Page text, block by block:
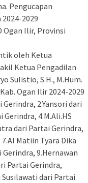
Pengucapan
2029
Ogan Ilir, Provinsi
oleh Ketua
Ketua Pengadilan
Sulistio, S.H., M.Hum.
Ogan Ilir 2024-2029
2.Yansori dari
4.M.Ali.HS
dari Partai Gerindra,
Matiin Tyara Dika
9.Hernawan
Partai Gerindra,
Susilawati dari Partai